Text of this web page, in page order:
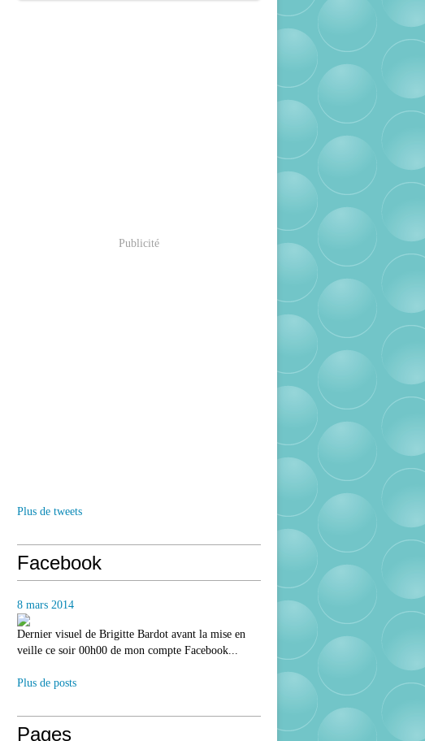
Publicité
Plus de tweets
Facebook
8 mars 2014
Dernier visuel de Brigitte Bardot avant la mise en
veille ce soir 00h00 de mon compte Facebook...
Plus de posts
Pages